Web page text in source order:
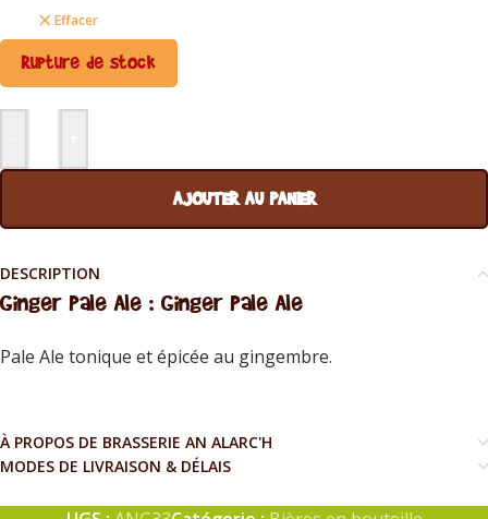
Effacer
Rupture de stock
AJOUTER AU PANIER
DESCRIPTION
Ginger Pale Ale : Ginger Pale Ale
Pale Ale tonique et épicée au gingembre.
À PROPOS DE BRASSERIE AN ALARC'H
MODES DE LIVRAISON & DÉLAIS